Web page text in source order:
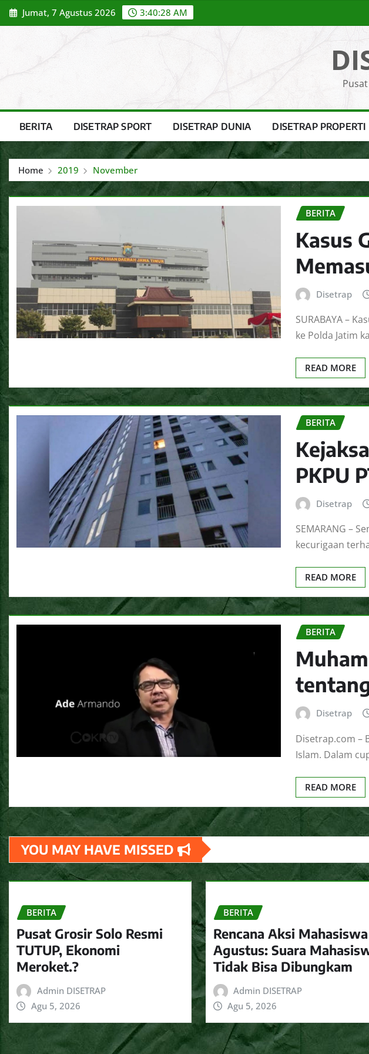
Skip
to
Jumat, 7 Agustus 2026 3:40:29 AM
BERITA DISETRAP SPORT DISETRAP DUNIA DISETRAP PROPERTI
Home 2019 November
BERITA
Kasus
Disetrap
SURABAYA –
ke Polda Jatim
READ MORE
BERITA
PKPU
Disetrap
SEMARANG –
kecurigaan
READ MORE
BERITA
Disetrap
Disetrap.com –
Islam. Dalam
READ MORE
YOU MAY HAVE MISSED
BERITA
Pusat Grosir Solo Resmi
TUTUP, Ekonomi
Meroket.?
Admin DISETRAP
Agu 5, 2026
BERITA
Rencana Aksi Mahasiswa
Agustus: Suara
Tidak Bisa Dibungkam
Admin DISETRAP
Agu 5, 2026